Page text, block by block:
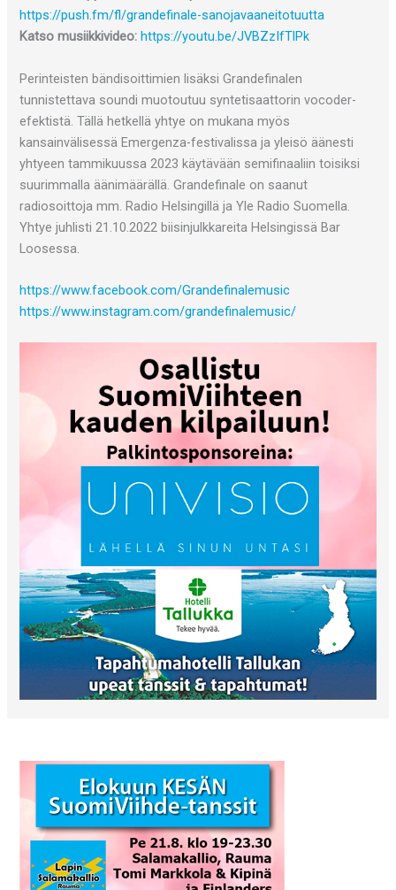
https://push.fm/fl/grandefinale-sanojavaaneitotuutta
Katso musiikkivideo: https://youtu.be/JVBZzIfTlPk
Perinteisten bändisoittimien lisäksi Grandefinalen
tunnistettava soundi muotoutuu syntetisaattorin vocoder-
efektistä. Tällä hetkellä yhtye on mukana myös
kansainvälisessä Emergenza-festivalissa ja yleisö äänesti
yhtyeen tammikuussa 2023 käytävään semifinaaliin toisiksi
suurimmalla äänimäärällä. Grandefinale on saanut
radiosoittoja mm. Radio Helsingillä ja Yle Radio Suomella.
Yhtye juhlisti 21.10.2022 biisinjulkkareita Helsingissä Bar
Loosessa.
https://www.facebook.com/Grandefinalemusic
https://www.instagram.com/grandefinalemusic/